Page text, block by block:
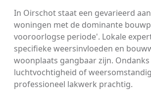
In Oirschot staat een gevarieerd
woningen met de dominante
vooroorlogse periode'. Lokale
specifieke weersinvloeden en
woonplaats gangbaar zijn.
luchtvochtigheid of
professioneel lakwerk prachtig.